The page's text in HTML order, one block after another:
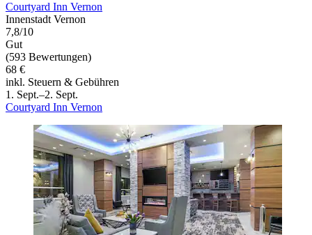
Courtyard Inn Vernon
Innenstadt Vernon
7,8/10
Gut
(593 Bewertungen)
68 €
inkl. Steuern & Gebühren
1. Sept.–2. Sept.
Courtyard Inn Vernon